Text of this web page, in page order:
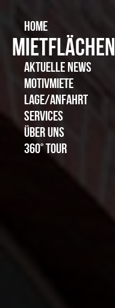
HOME
MIETFLÄCHEN
AKTUELLE NEWS
MOTIVMIETE
LAGE/ANFAHRT
SERVICES
ÜBER UNS
360° TOUR